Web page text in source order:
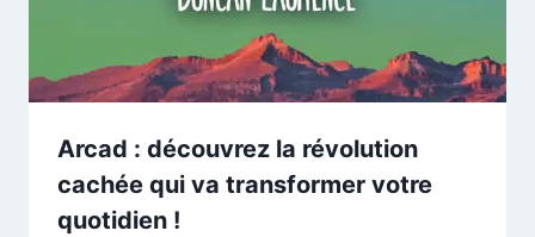
Arcad : découvrez la révolution
cachée qui va transformer votre
quotidien !